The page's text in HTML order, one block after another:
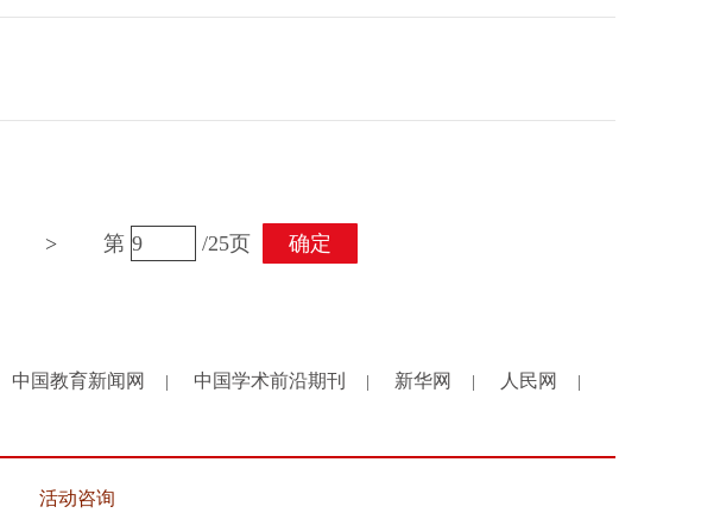
> 第 /25页 确定
中国教育新闻网 中国学术前沿期刊 新华网 人民网
活动咨询